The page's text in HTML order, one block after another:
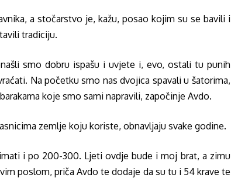
a stočarstvo je, kažu, posao kojim su se bavili i
tradiciju.
smo dobru ispašu i uvjete i, evo, ostali tu punih
Na početku smo nas dvojica spavali u šatorima,
koje smo sami napravili, započinje Avdo.
zemlje koju koriste, obnavljaju svake godine.
i po 200-300. Ljeti ovdje bude i moj brat, a zimu
poslom, priča Avdo te dodaje da su tu i 54 krave te